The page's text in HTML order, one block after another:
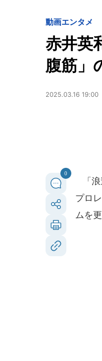
動画エンタメ
赤井英
腹筋」
2025.03.16 19:00
0
「浪
プロ
ムを